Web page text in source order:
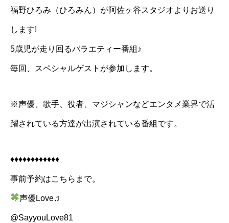
福野ひろみ（ひろみん）が阿佐ヶ谷スタジオよりお送り
します!
5歳児が走り回るバラエティー番組♪
毎回、スペシャルゲストが参加します。
※声優、歌手、役者、マジシャンなどエンタメ業界で活
躍されている方達が出演されている番組です。
♦♦♦♦♦♦♦♦♦♦♦♦
事前予約はこちらまで。
声優Love♫
@SayyouLove81